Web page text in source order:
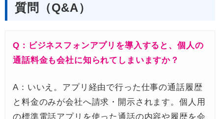
質問（Q&A）
Q：ビジネスフォンアプリを導入すると、個人の
通話料金も会社に知られてしまいますか？
A：いいえ。アプリ経由で行った仕事の通話履歴
と料金のみが会社へ請求・開示されます。個人用
の標準電話アプリを使った通話の内容や履歴を会